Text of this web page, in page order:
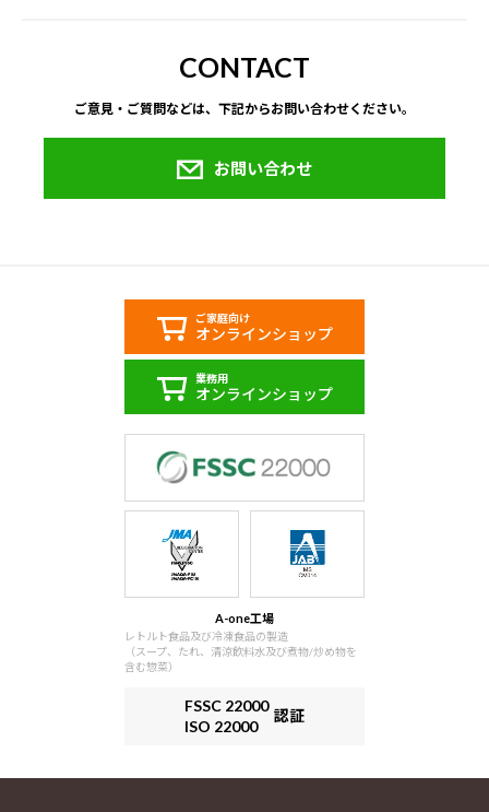
CONTACT
ご意見・ご質問などは、下記からお問い合わせください。
お問い合わせ
ご家庭向け
オンラインショップ
業務用
オンラインショップ
A-one工場
レトルト食品及び冷凍食品の製造
（スープ、たれ、清涼飲料水及び煮物/炒め物を
含む惣菜）
FSSC 22000
ISO 22000
認証